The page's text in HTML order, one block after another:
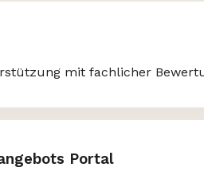
mit fachlicher
Portal